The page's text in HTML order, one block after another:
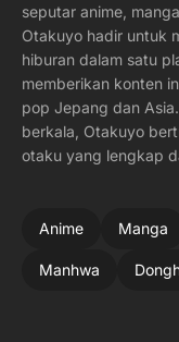
seputar anime,
Otakuyo hadir untuk
hiburan dalam satu
memberikan konten
pop Jepang dan
berkala, Otakuyo
otaku yang lengkap
Anime Manga
Manhwa